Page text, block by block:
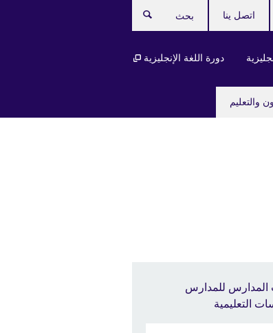
والتعليم
دورة اللغة الإنجليزية
اتصل ينا
المدارس للمدارس
التعليمية